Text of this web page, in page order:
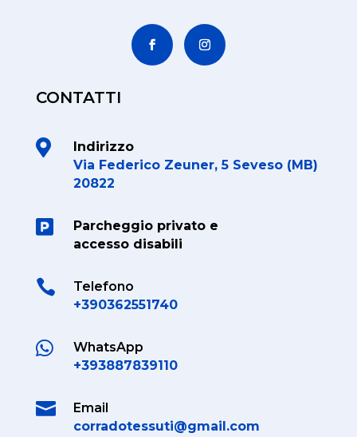
CONTATTI

Indirizzo
Via Federico Zeuner, 5 Seveso (MB)
20822

Parcheggio privato e
accesso disabili

Telefono
+390362551740

WhatsApp
+393887839110

Email
corradotessuti@gmail.com